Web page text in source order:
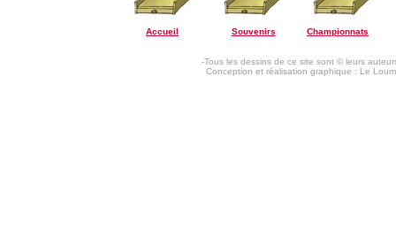
Accueil Souvenirs Championnats
-Tous les dessins de ce site sont © leurs
Conception et réalisation graphique : Le